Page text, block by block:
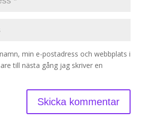
min e-postadress och webbplats i
till nästa gång jag skriver en